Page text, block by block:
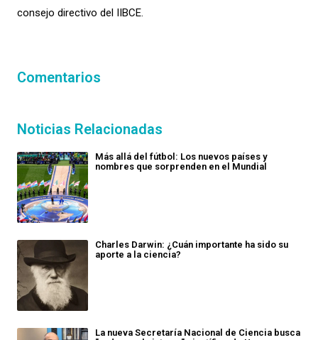
consejo directivo del IIBCE.
Comentarios
Noticias Relacionadas
Más allá del fútbol: Los nuevos países y
nombres que sorprenden en el Mundial
Charles Darwin: ¿Cuán importante ha sido su
aporte a la ciencia?
La nueva Secretaría Nacional de Ciencia busca